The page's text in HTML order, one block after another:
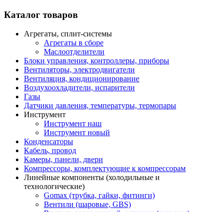
Каталог товаров
Агрегаты, сплит-системы
Агрегаты в сборе
Маслоотделители
Блоки управления, контроллеры, приборы
Вентиляторы, электродвигатели
Вентиляция, кондиционирование
Воздухоохладители, испарители
Газы
Датчики давления, температуры, термопары
Инструмент
Инструмент наш
Инструмент новый
Конденсаторы
Кабель, провод
Камеры, панели, двери
Компрессоры, комплектующие к компрессорам
Линейные компоненты (холодильные и
технологические)
Gomax (трубка, гайки, фитинги)
Вентили (шаровые, GBS)